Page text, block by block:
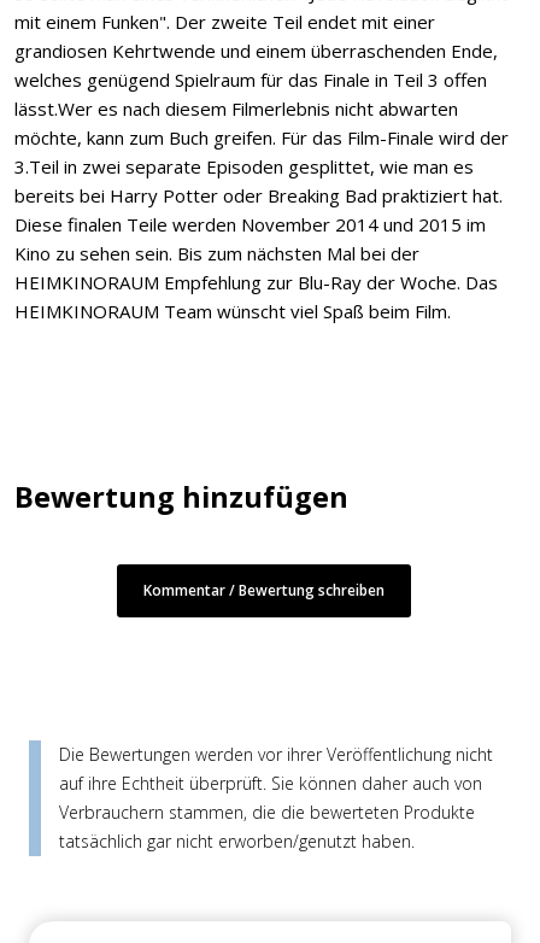
mit einem Funken". Der zweite Teil endet mit einer
grandiosen Kehrtwende und einem überraschenden Ende,
welches genügend Spielraum für das Finale in Teil 3 offen
lässt.Wer es nach diesem Filmerlebnis nicht abwarten
möchte, kann zum Buch greifen. Für das Film-Finale wird der
3.Teil in zwei separate Episoden gesplittet, wie man es
bereits bei Harry Potter oder Breaking Bad praktiziert hat.
Diese finalen Teile werden November 2014 und 2015 im
Kino zu sehen sein. Bis zum nächsten Mal bei der
HEIMKINORAUM Empfehlung zur Blu-Ray der Woche. Das
HEIMKINORAUM Team wünscht viel Spaß beim Film.
Bewertung hinzufügen
Kommentar / Bewertung schreiben
Die Bewertungen werden vor ihrer Veröffentlichung nicht
auf ihre Echtheit überprüft. Sie können daher auch von
Verbrauchern stammen, die die bewerteten Produkte
tatsächlich gar nicht erworben/genutzt haben.